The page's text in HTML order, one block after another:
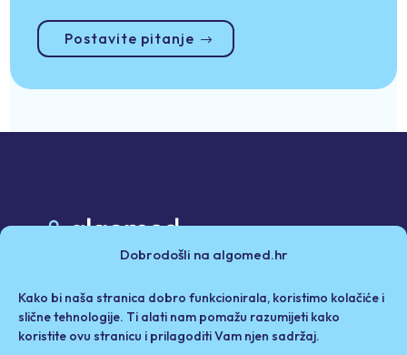
Dobrodošli na algomed.hr
Kako bi naša stranica dobro funkcionirala, koristimo kolačiće i
slične tehnologije. Ti alati nam pomažu razumijeti kako
koristite ovu stranicu i prilagoditi Vam njen sadržaj.
Postavite pitanje
Politika privatnosti i kolačići
Iza Algomeda
Odricanje od odgovornosti / Uvjeti korištenja